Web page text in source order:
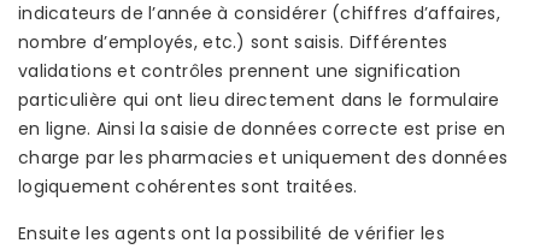
indicateurs de l’année à considérer (chiffres d’affaires,
nombre d’employés, etc.) sont saisis. Différentes
validations et contrôles prennent une signification
particulière qui ont lieu directement dans le formulaire
en ligne. Ainsi la saisie de données correcte est prise en
charge par les pharmacies et uniquement des données
logiquement cohérentes sont traitées.
Ensuite les agents ont la possibilité de vérifier les